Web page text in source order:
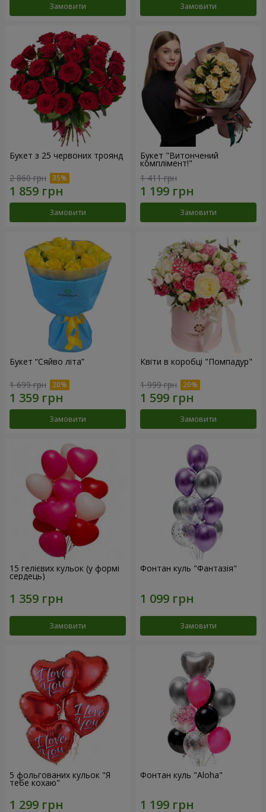
Замовити Замовити
Букет з 25 червоних троянд
2 860 грн
Замовити
Букет "Витончений
комплімент!"
1 411 грн
Замовити
Букет “Сяйво літа”
1 699 грн
Замовити
Квіти в коробці "Помпадур"
1 999 грн
Замовити
15 гелієвих кульок (у формі
сердець)
Замовити
Фонтан куль "Фантазія"
Замовити
5 фольгованих кульок "Я
тебе кохаю"
Фонтан куль "Aloha"